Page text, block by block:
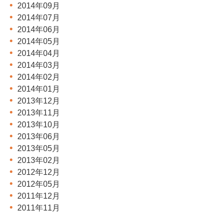
2014年09月
2014年07月
2014年06月
2014年05月
2014年04月
2014年03月
2014年02月
2014年01月
2013年12月
2013年11月
2013年10月
2013年06月
2013年05月
2013年02月
2012年12月
2012年05月
2011年12月
2011年11月